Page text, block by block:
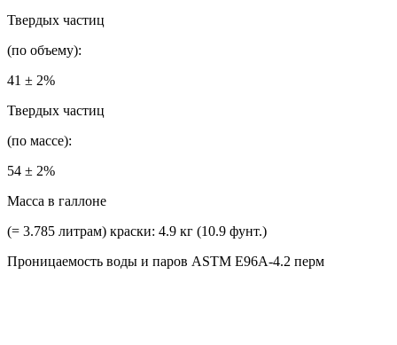
Твердых частиц
(по объему):
41 ± 2%
Твердых частиц
(по массе):
54 ± 2%
Масса в галлоне
(= 3.785 литрам) краски: 4.9 кг (10.9 фунт.)
Проницаемость воды и паров ASTM E96A-4.2 перм